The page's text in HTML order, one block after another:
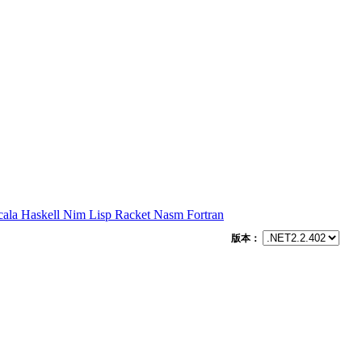
Haskell Nim Lisp Racket Nasm Fortran
版本：